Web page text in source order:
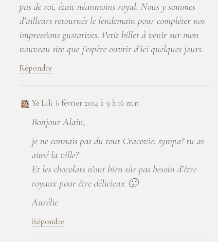
pas de roi, était néanmoins royal. Nous y sommes
d’ailleurs retournés le lendemain pour compléter nos
impressions gustatives. Petit billet à venir sur mon
nouveau site que j’espère ouvrir d’ici quelques jours.
Répondre
Ye Lili 6 février 2014 à 9 h 16 min
Bonjour Alain,
je ne connais pas du tout Cracovie: sympa? tu as
aimé la ville?
Et les chocolats n’ont bien sûr pas besoin d’être
royaux pour être délicieux 🙂
Aurélie
Répondre